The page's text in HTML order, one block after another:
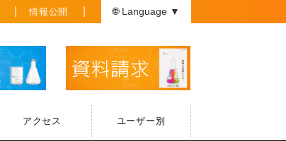
情報公開 🌐 Language ▼
アクセス ユーザー別